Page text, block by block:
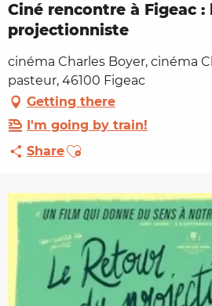
Ciné rencontre à Figeac
projectionniste
cinéma Charles Boyer, cinéma
pasteur, 46100 Figeac
Getting there
I'm going by train!
ShareAjouter aux favoris